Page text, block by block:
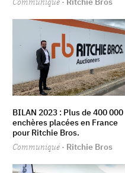
BILAN 2023 : Plus de 400 000
enchères placées en France
pour Ritchie Bros.
Communiqué · Ritchie Bros